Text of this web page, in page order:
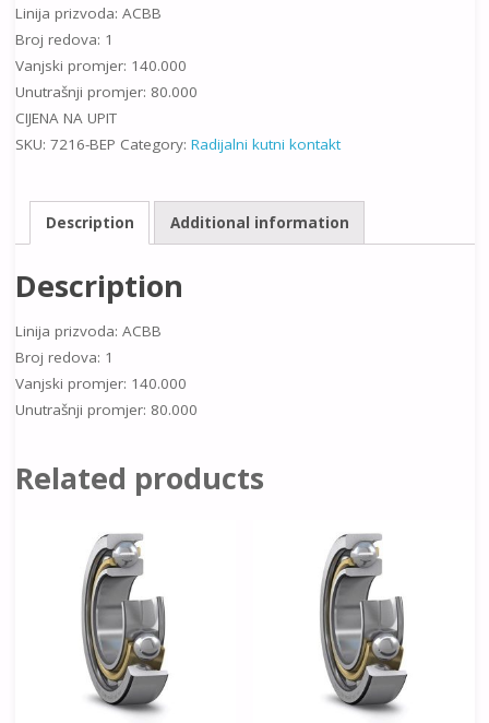
Linija prizvoda: ACBB
Broj redova: 1
Vanjski promjer: 140.000
Unutrašnji promjer: 80.000
CIJENA NA UPIT
SKU: 7216-BEP Category: Radijalni kutni kontakt
Description Additional information
Description
Linija prizvoda: ACBB
Broj redova: 1
Vanjski promjer: 140.000
Unutrašnji promjer: 80.000
Related products